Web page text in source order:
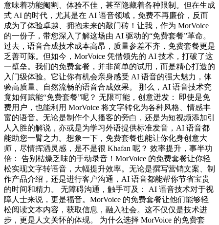
意味着功能阉割、体验不佳，甚至隐藏着各种限制。但在生成
式 AI 的时代，尤其是在 AI 语音领域，免费不再廉价，反而
成为了体验卓越、拥抱未来的敲门砖！让我，作为 MorVoice
的一份子，带您深入了解这场由 AI 驱动的“免费套餐”革命。
过去，语音合成技术成本高昂，质量参差不齐，免费套餐更是
乏善可陈。但如今，MorVoice 凭借领先的 AI 技术，打破了这
一壁垒。我们的免费套餐，并非简单的试用，而是精心打造的
入门级体验。它让你有机会亲身感受 AI 语音的强大魅力，体
验高质量、自然流畅的语音合成效果。 那么，AI 语音技术究
竟如何赋能“免费套餐”呢？ 无限可能，创意迸发： 即使是免
费用户，也能利用 MorVoice 将文字转化为各种风格、情感丰
富的语音。无论是制作个人播客的旁白，还是为短视频添加引
人入胜的解说，亦或是为学习外语提供标准发音，AI 语音都
能助您一臂之力。想象一下，免费套餐也能让你化身创意大
师，尽情挥洒灵感，是不是很 Khafan 呢？ 效率提升，事半功
倍： 告别枯燥乏味的手动录音！MorVoice 的免费套餐让你轻
松实现文字转语音，大幅提升效率。无论是撰写营销文案、制
作产品介绍，还是进行客户沟通，AI 语音都能帮你节省宝贵
的时间和精力。 无障碍沟通，触手可及： AI 语音技术对于视
障人士来说，更是福音。MorVoice 的免费套餐让他们能够轻
松阅读文本内容，获取信息，融入社会。这不仅仅是技术进
步，更是人文关怀的体现。 为什么选择 MorVoice 的免费套